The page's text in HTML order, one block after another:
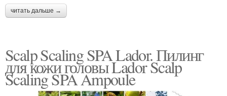
читать дальше →
Scalp Scaling SPA Lador. Пилинг
для кожи головы Lador Scalp
Scaling SPA Ampoule